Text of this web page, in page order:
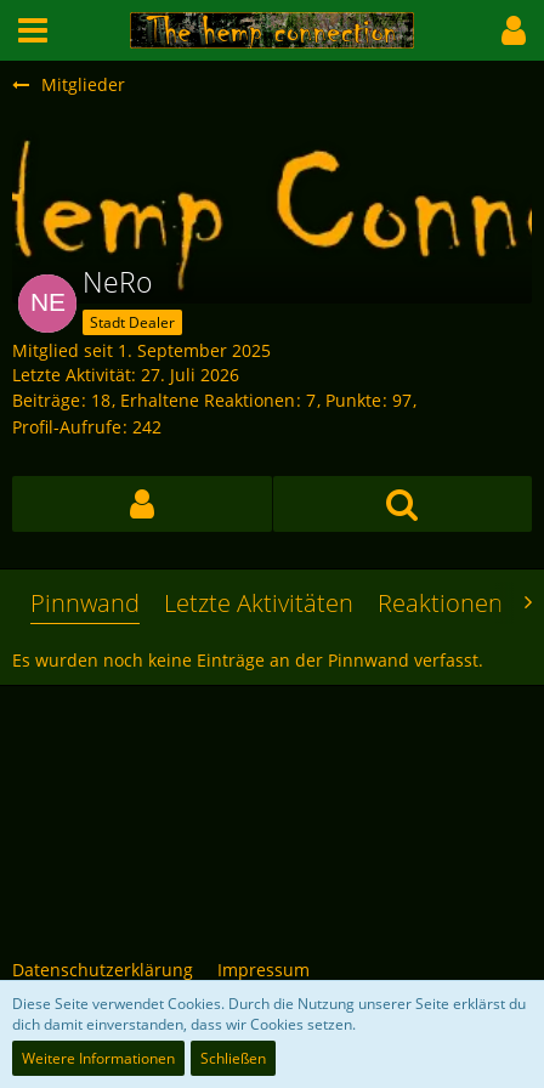
Mitglieder
NeRo
Stadt Dealer
Mitglied seit 1. September 2025
Letzte Aktivität: 27. Juli 2026
Beiträge 18 Erhaltene Reaktionen 7 Punkte 97
Profil-Aufrufe 242
Pinnwand Letzte Aktivitäten Reaktionen
Es wurden noch keine Einträge an der Pinnwand verfasst.
Datenschutzerklärung Impressum
Community-Software:
Diese Seite verwendet Cookies. Durch die Nutzung unserer Seite erklärst du
dich damit einverstanden, dass wir Cookies setzen.
Weitere Informationen
Schließen